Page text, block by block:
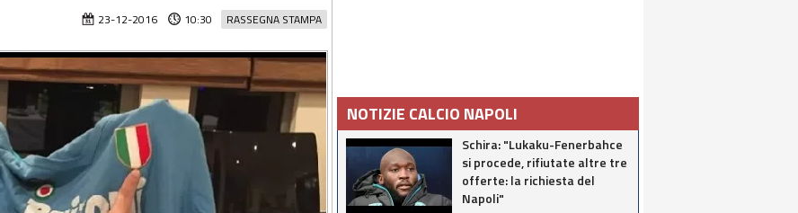
RASSEGNA STAMPA
23-12-2016 10:30
NOTIZIE CALCIO NAPOLI
Schira: "Lukaku-Fenerbahce
si procede, rifiutate altre tre
offerte: la richiesta del
Napoli"